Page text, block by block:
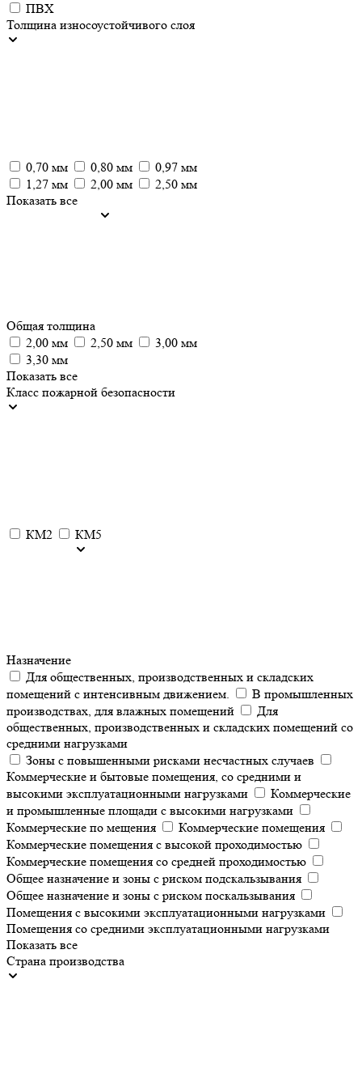
ПВХ
Толщина износоустойчивого слоя
0,70 мм 0,80 мм
0,97 мм
1,27 мм
2,00 мм
2,50 мм
Показать все
Общая толщина
2,00 мм
2,50 мм
3,00 мм
3,30 мм
Показать все
Класс пожарной безопасности
КМ2 КМ5
Назначение
Для общественных, производственных и складских
помещений с интенсивным движением.
В промышленных
производствах, для влажных помещений
Для
общественных, производственных и складских помещений со
средними нагрузками
Зоны с повышенными рисками несчастных случаев
Коммерческие и бытовые помещения, со средними и
высокими эксплуатационными нагрузками
Коммерческие
и промышленные площади с высокими нагрузками
Коммерческие по мещения
Коммерческие помещения
Коммерческие помещения с высокой проходимостью
Коммерческие помещения со средней проходимостью
Общее назначение и зоны с риском подскальзывания
Общее назначение и зоны с риском поскальзывания
Помещения с высокими эксплуатационными нагрузками
Помещения со средними эксплуатационными нагрузками
Показать все
Страна производства